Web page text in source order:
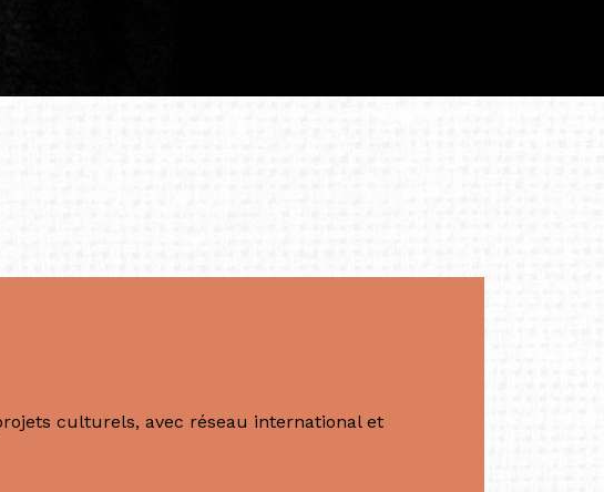
à continuer de rêver, de créer et de tendre
possibilités.
(Singapore /Germany)
Cruz)